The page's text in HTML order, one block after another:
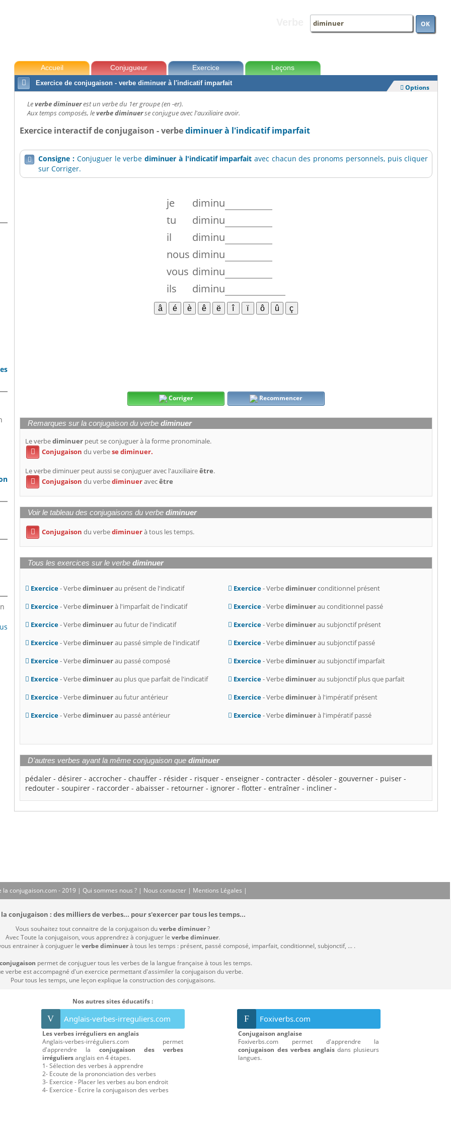
OK
Accueil Conjugueur Exercice
Leçons

Exercice de conjugaison - verbe diminuer à l'indicatif imparfait
 Options
Leverbe diminuerest un verbe du 1er groupe (en -er).
Aux temps composés, leverbe diminuerse conjugue avec l'auxiliaire avoir.
Exercice interactif de conjugaison - verbediminuer à l'indicatif imparfait
 Consigne : Conjuguer le verbediminuer à l'indicatif imparfait avec chacun des pronoms personnels, puis cliquer
sur Corriger.
je
diminu
tu
diminu
il
diminu
nous diminu
vous diminu
ils
diminu
Corriger Recommencer
Remarques sur la conjugaison du verbediminuer
Le verbediminuer peut se conjuguer à la forme pronominale.
 Conjugaison du verbese diminuer.
Le verbe diminuer peut aussi se conjuguer avec l'auxiliaireêtre.
 Conjugaison du verbediminueravecêtre
Voir le tableau des conjugaisons du verbediminuer
 Conjugaison du verbediminuerà tous les temps.
Tous les exercices sur le verbediminuer
Exercice- Verbediminuerau présent de l'indicatif
Exercice- Verbediminuerà l'imparfait de l'indicatif
Exercice- Verbediminuerau futur de l'indicatif
Exercice- Verbediminuerau passé simple de l'indicatif
Exercice- Verbediminuerau passé composé
Exercice- Verbediminuerau plus que parfait de l'indicatif
Exercice- Verbediminuerau futur antérieur
Exercice- Verbediminuerau passé antérieur
Exercice- Verbediminuerconditionnel présent
Exercice- Verbediminuerau conditionnel passé
Exercice- Verbediminuerau subjonctif présent
Exercice- Verbediminuerau subjonctif passé
Exercice- Verbediminuerau subjonctif imparfait
Exercice- Verbediminuerau subjonctif plus que parfait
Exercice- Verbediminuerà l'impératif présent
Exercice- Verbediminuerà l'impératif passé
D'autres verbes ayant la même conjugaison quediminuer
pédaler -désirer -accrocher -chauffer - résider - risquer -enseigner -contracter -désoler -gouverner - puiser -
redouter -soupirer - raccorder -abaisser - retourner - ignorer -flotter -entraîner - incliner -
la conjugaison.com - 2019 | Qui sommes nous ? | Nous contacter | Mentions Légales |
conjugaison : des milliers de verbes... pour s'exercer par tous les temps...
Vous souhaitez tout connaitre de la conjugaison duverbe diminuer?
Avec Toute la conjugaison, vous apprendrez à conjuguer le verbe diminuer.
entrainer à conjuguer le verbe diminuerà tous les temps : présent, passé composé, imparfait, conditionnel, subjonctif, ... .
permet de conjuguer tous les verbes de la langue française à tous les temps.
verbe est accompagné d'un exercice permettant d'assimiler la conjugaison du verbe.
Pour tous les temps, une leçon explique la construction des conjugaisons.
Nos autres sites éducatifs :
V Anglais-verbes-irreguliers.com
Les verbes irréguliers en anglais
Anglais-verbes-irréguliers.com permet
d'apprendre la conjugaison des verbes
irréguliersanglais en 4 étapes.
1- Sélection des verbes à apprendre
2- Ecoute de la prononciation des verbes
3- Exercice - Placer les verbes au bon endroit
4- Exercice - Ecrire la conjugaison des verbes
F Foxiverbs.com
Conjugaison anglaise
Foxiverbs.com permet d'apprendre la
conjugaison des verbes anglaisdans plusieurs
langues.